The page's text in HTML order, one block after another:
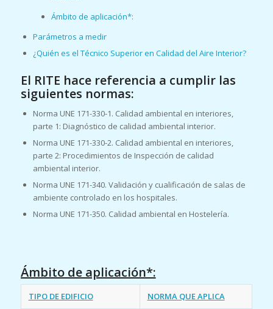
Ámbito de aplicación*:
Parámetros a medir
¿Quién es el Técnico Superior en Calidad del Aire Interior?
El RITE hace referencia a cumplir las
siguientes normas:
Norma UNE 171-330-1. Calidad ambiental en interiores,
parte 1: Diagnóstico de calidad ambiental interior.
Norma UNE 171-330-2. Calidad ambiental en interiores,
parte 2: Procedimientos de Inspección de calidad
ambiental interior.
Norma UNE 171-340. Validación y cualificación de salas de
ambiente controlado en los hospitales.
Norma UNE 171-350. Calidad ambiental en Hostelería.
Ámbito de aplicación*:
TIPO DE EDIFICIO NORMA QUE APLICA